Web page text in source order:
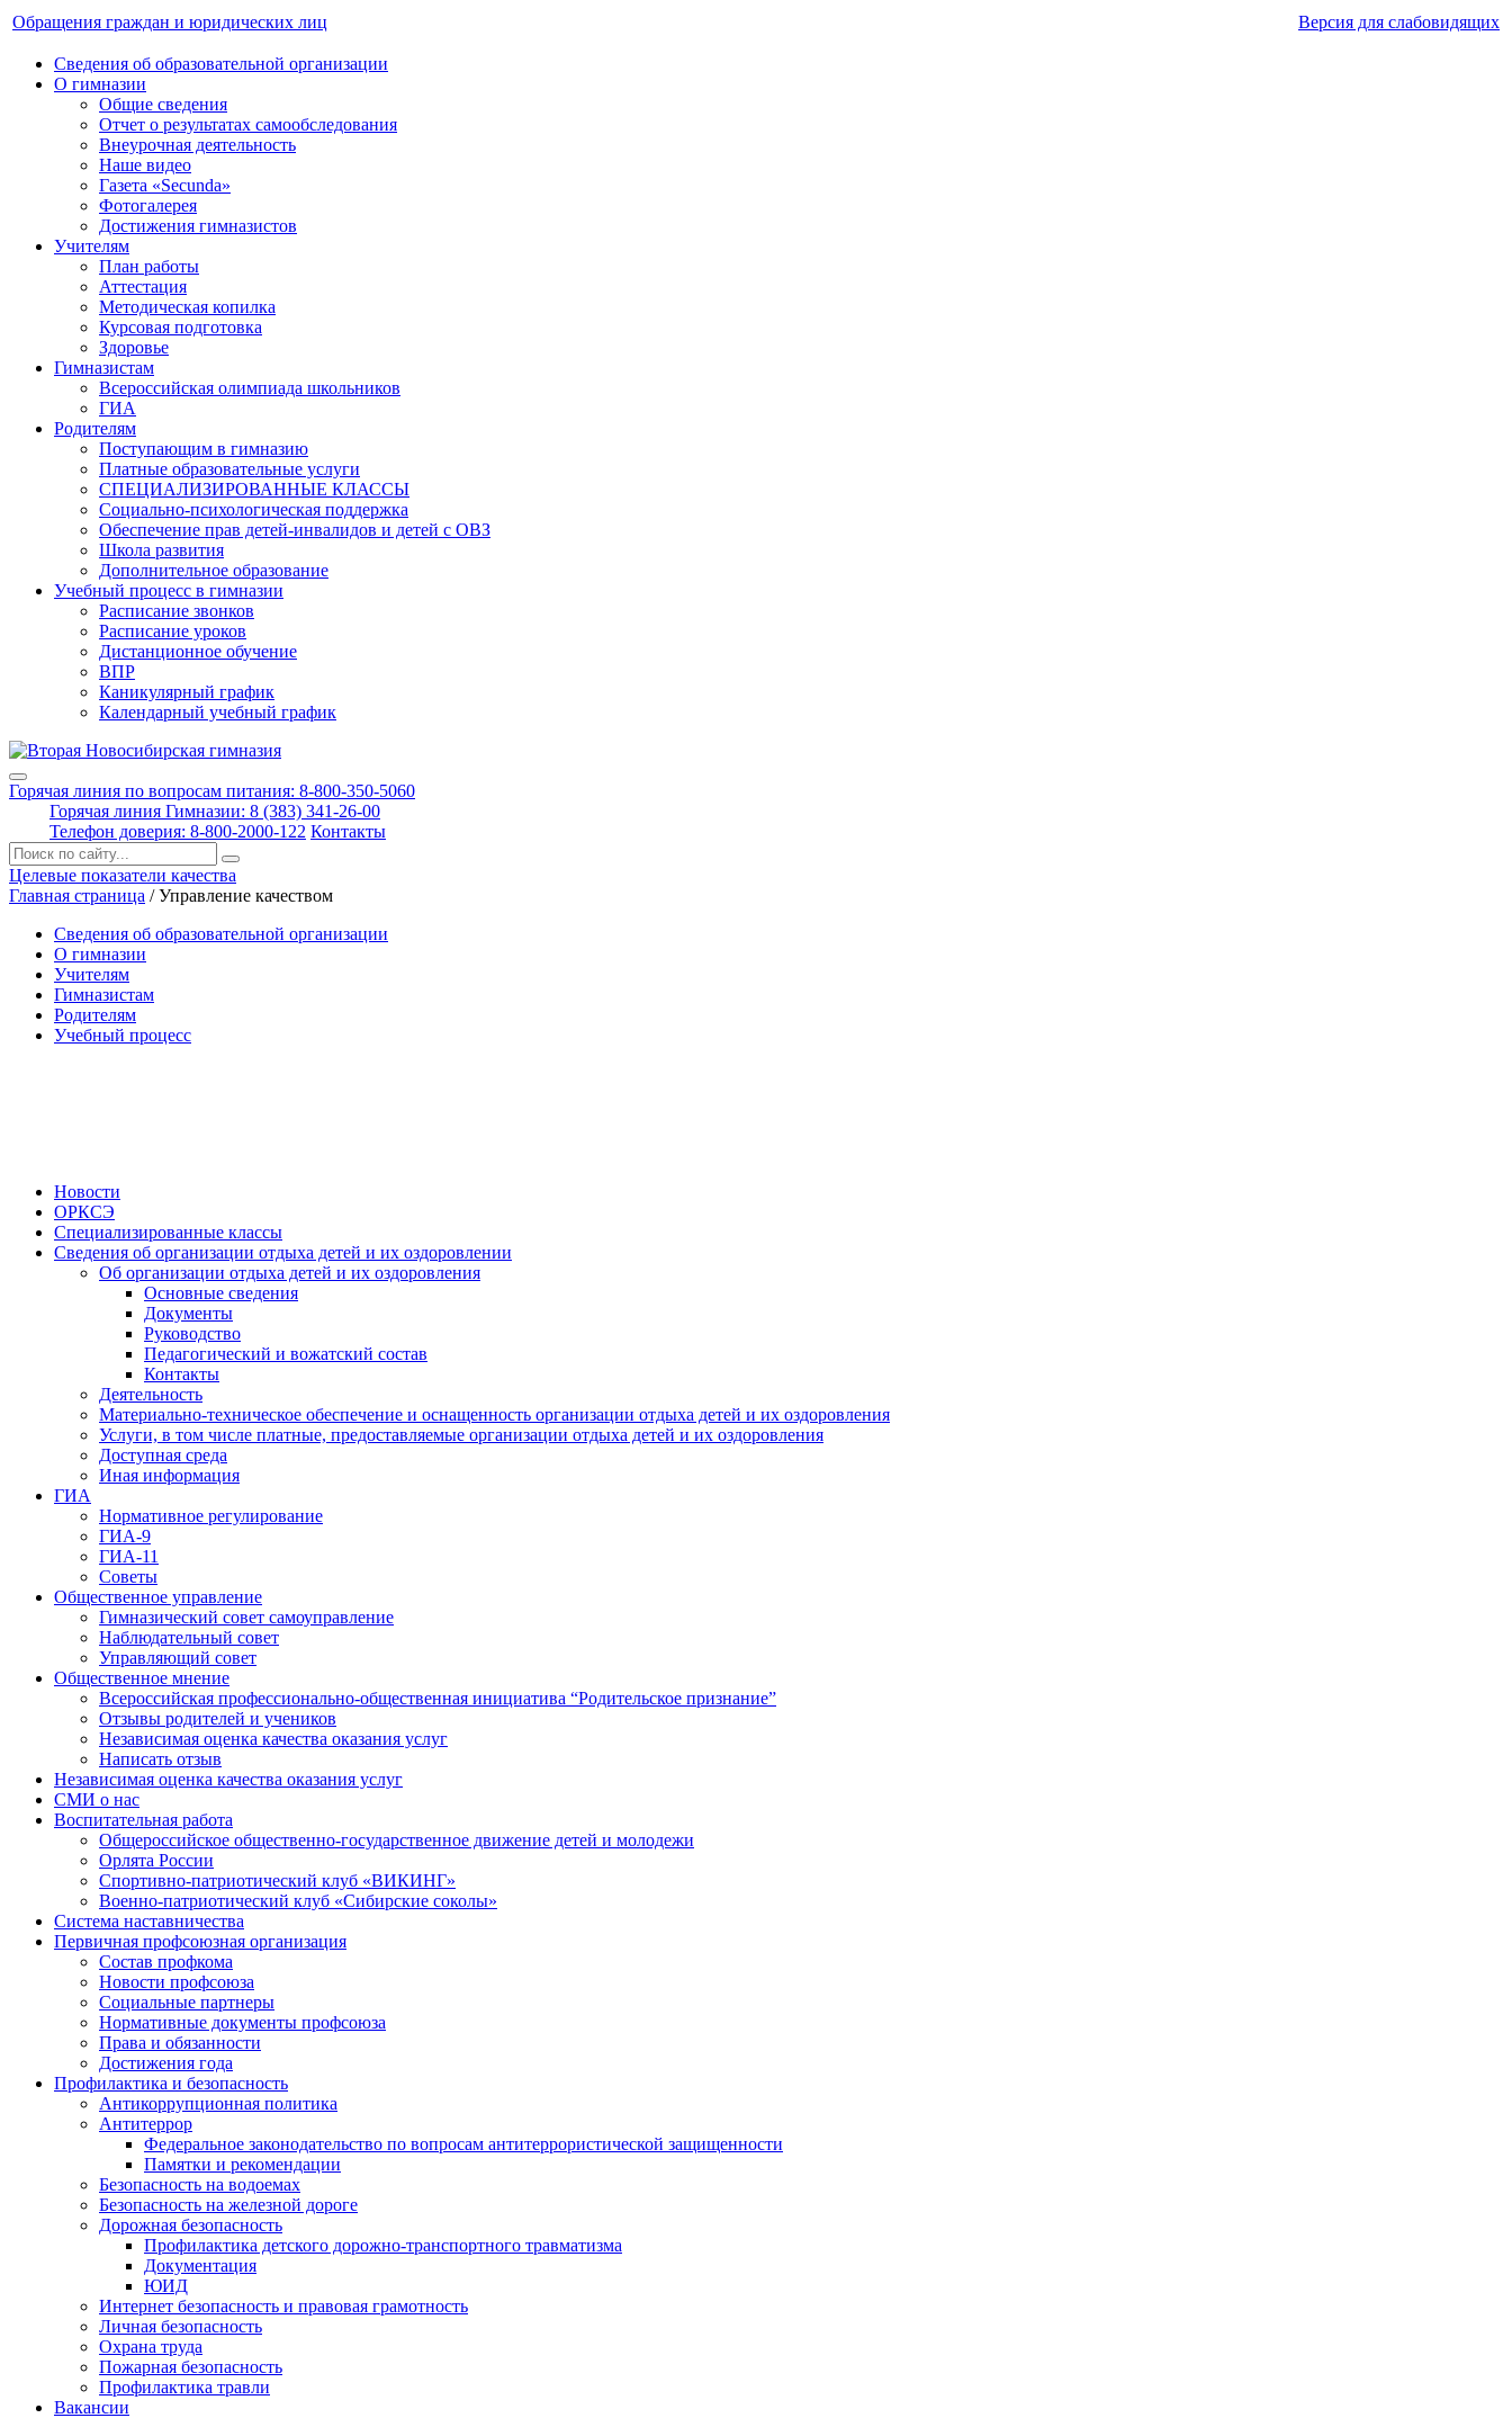
Обращения граждан и юридических лиц Версия для слабовидящих
Сведения об образовательной организации
О гимназии
Общие сведения
Отчет о результатах самообследования
Внеурочная деятельность
Наше видео
Газета «Secunda»
Фотогалерея
Достижения гимназистов
Учителям
План работы
Аттестация
Методическая копилка
Курсовая подготовка
Здоровье
Гимназистам
Всероссийская олимпиада школьников
ГИА
Родителям
Поступающим в гимназию
Платные образовательные услуги
СПЕЦИАЛИЗИРОВАННЫЕ КЛАССЫ
Социально-психологическая поддержка
Обеспечение прав детей-инвалидов и детей с ОВЗ
Школа развития
Дополнительное образование
Учебный процесс в гимназии
Расписание звонков
Расписание уроков
Дистанционное обучение
ВПР
Каникулярный график
Календарный учебный график
Горячая линия по вопросам питания: 8-800-350-5060
Горячая линия Гимназии: 8 (383) 341-26-00
Телефон доверия: 8-800-2000-122 Контакты
Поиск:
Целевые показатели качества
Главная страница /Управление качеством
Сведения об образовательной организации
О гимназии
Учителям
Гимназистам
Родителям
Учебный процесс
Новости
ОРКСЭ
Специализированные классы
Сведения об организации отдыха детей и их оздоровлении
Об организации отдыха детей и их оздоровления
Основные сведения
Документы
Руководство
Педагогический и вожатский состав
Контакты
Деятельность
Материально-техническое обеспечение и оснащенность организации отдыха детей и их оздоровления
Услуги, в том числе платные, предоставляемые организации отдыха детей и их оздоровления
Доступная среда
Иная информация
ГИА
Нормативное регулирование
ГИА-9
ГИА-11
Советы
Общественное управление
Гимназический совет самоуправление
Наблюдательный совет
Управляющий совет
Общественное мнение
Всероссийская профессионально-общественная инициатива “Родительское признание”
Отзывы родителей и учеников
Независимая оценка качества оказания услуг
Написать отзыв
Независимая оценка качества оказания услуг
СМИ о нас
Воспитательная работа
Общероссийское общественно-государственное движение детей и молодежи
Орлята России
Спортивно-патриотический клуб «ВИКИНГ»
Военно-патриотический клуб «Сибирские соколы»
Система наставничества
Первичная профсоюзная организация
Состав профкома
Новости профсоюза
Социальные партнеры
Нормативные документы профсоюза
Права и обязанности
Достижения года
Профилактика и безопасность
Антикоррупционная политика
Антитеррор
Федеральное законодательство по вопросам антитеррористической защищенности
Памятки и рекомендации
Безопасность на водоемах
Безопасность на железной дороге
Дорожная безопасность
Профилактика детского дорожно-транспортного травматизма
Документация
ЮИД
Интернет безопасность и правовая грамотность
Личная безопасность
Охрана труда
Пожарная безопасность
Профилактика травли
Вакансии